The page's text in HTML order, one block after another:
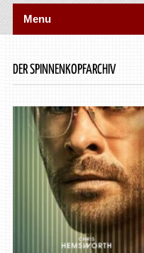
Menu
DER SPINNENKOPFARCHIV